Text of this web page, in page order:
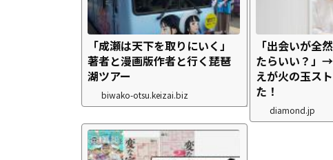
「成瀬は天下を取りにいく」
著者と漫画版作者と行く琵琶
湖ツアー
biwako-otsu.keizai.biz
「出会いが全
たらいい？」
えが火の玉ス
た！
diamond.jp